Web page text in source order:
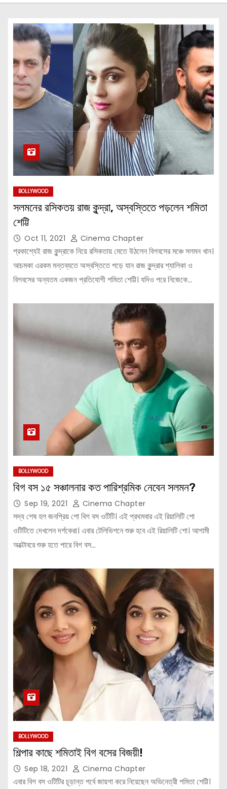
BOLLYWOOD
সলমনের রসিকতয় রাজ কুন্দ্রা, অস্বস্তিতে পড়লেন শমিতা
শেট্টি
Oct 11, 2021 Cinema Chapter
প্রকাশ্যেই রাজ কুন্দ্রাকে নিয়ে রসিকতায় মেতে উঠলেন বিগবসের মঞ্চে সলমন খান।
আচমকা এরকম মন্তব্যতে অস্বস্তিতে পড়ে যান রাজ কুন্দ্রার শ্যালিকা ও
বিগবসের অন্যতম একজন প্রতিযোগী শমিতা শেট্টি। যদিও পরে নিজেকে…
BOLLYWOOD
বিগ বস ১৫ সঞ্চালনার কত পারিশ্রমিক নেবেন সলমন?
Sep 19, 2021 Cinema Chapter
সদ্য শেষ হল জনপ্রিয় শো বিগ বস ওটিটি। এই প্রথমবার এই রিয়ালিটি শো
ওটিটিতে দেখলেন দর্শকেরা। এবার টেলিভিশনে শুরু হবে এই রিয়ালিটি শো। আগামী
অক্টোবরে শুরু হতে পারে বিগ বস…
BOLLYWOOD
শিল্পার কাছে শমিতাই বিগ বসের বিজয়ী!
Sep 18, 2021 Cinema Chapter
এবার বিগ বস ওটিটির চূড়ান্ত পর্বে জায়গা করে নিয়েছেন অভিনেত্রী শমিতা শেট্টি।